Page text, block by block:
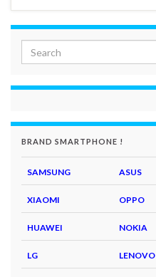
BRAND SMARTPHONE !
SAMSUNG ASUS
XIAOMI OPPO
HUAWEI NOKIA
LG LENOVO